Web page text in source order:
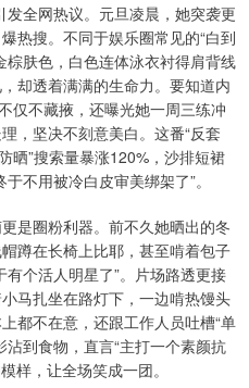
全网热议。元旦凌晨，她突袭更
热搜。不同于娱乐圈常见的“白到
棕肤色，白色连体泳衣衬得肩背线
却透着满满的生命力。要知道内
仅不藏掖，还曝光她一周三练冲
，坚决不刻意美白。这番“反套
晒”搜索量暴涨120%，沙排短裙
不用被冷白皮审美绑架了”。
是圈粉利器。前不久她晒出的冬
蹲在长椅上比耶，甚至啃着包子
个活人明星了”。片场路透更接
马扎坐在路灯下，一边啃热馒头
都不在意，还跟工作人员吐槽“单
到食物，直言“主打一个素颜抗
样，让全场笑成一团。